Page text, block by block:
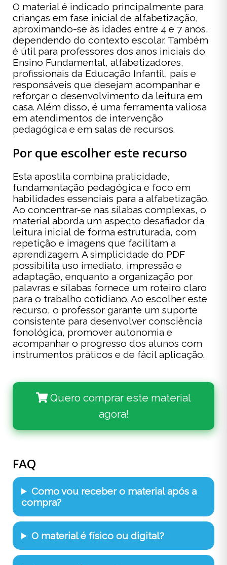
O material é indicado principalmente para
crianças em fase inicial de alfabetização,
aproximando-se às idades entre 4 e 7 anos,
dependendo do contexto escolar. Também
é útil para professores dos anos iniciais do
Ensino Fundamental, alfabetizadores,
profissionais da Educação Infantil, pais e
responsáveis que desejam acompanhar e
reforçar o desenvolvimento da leitura em
casa. Além disso, é uma ferramenta valiosa
em atendimentos de intervenção
pedagógica e em salas de recursos.
Por que escolher este recurso
Esta apostila combina praticidade,
fundamentação pedagógica e foco em
habilidades essenciais para a alfabetização.
Ao concentrar-se nas sílabas complexas, o
material aborda um aspecto desafiador da
leitura inicial de forma estruturada, com
repetição e imagens que facilitam a
aprendizagem. A simplicidade do PDF
possibilita uso imediato, impressão e
adaptação, enquanto a organização por
palavras e sílabas fornece um roteiro claro
para o trabalho cotidiano. Ao escolher este
recurso, o professor garante um suporte
consistente para desenvolver consciência
fonológica, promover autonomia e
acompanhar o progresso dos alunos com
instrumentos práticos e de fácil aplicação.
Quero comprar este material
agora!
FAQ
Como vou receber o material após a
compra?
O material é físico ou digital?